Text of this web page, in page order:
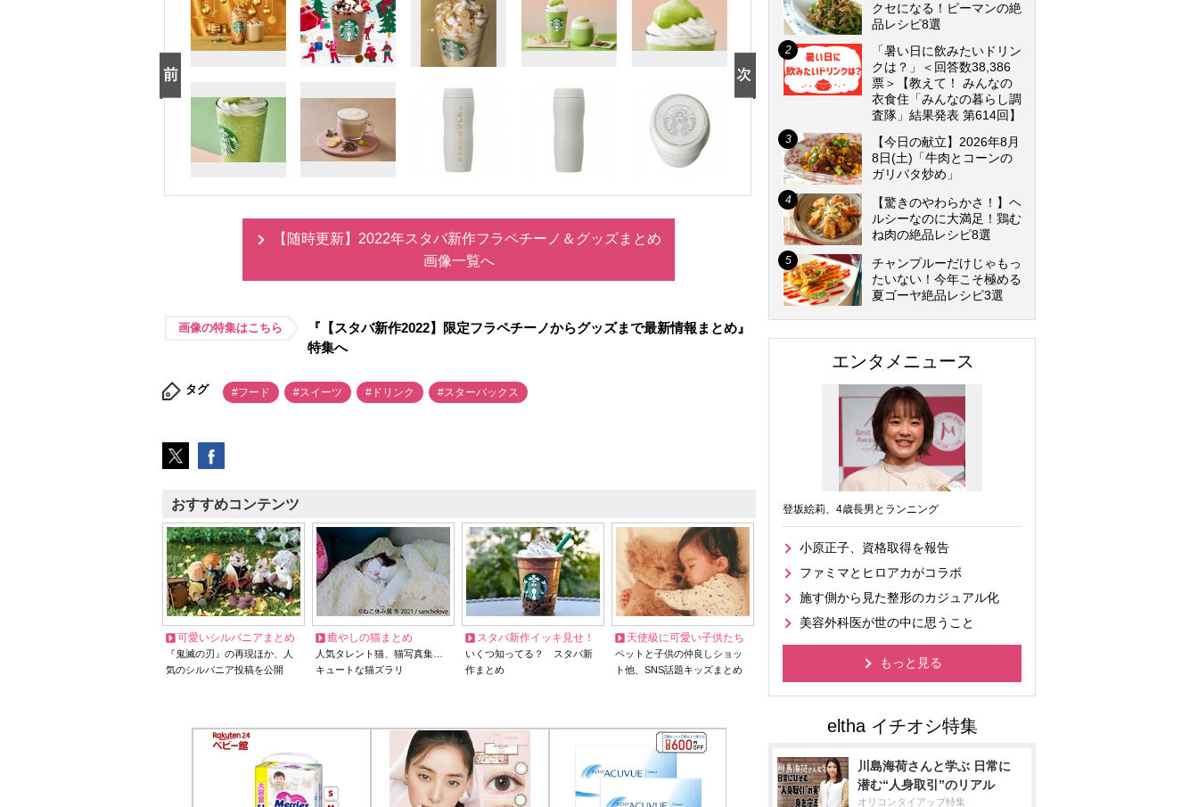
【随時更新】2022年スタバ新作フラペチーノ＆グッズまとめ
画像一覧へ
画像の特集はこちら
『【スタバ新作2022】限定フラペチーノからグッズまで最新情報まとめ』
特集へ
タグ #フード #スイーツ #ドリンク #スターバックス
おすすめコンテンツ
可愛いシルバニアまとめ
『鬼滅の刃』の再現ほか、人
気のシルバニア投稿を公開
癒やしの猫まとめ
人気タレント猫、猫写真集…
キュートな猫ズラリ
スタバ新作イッキ見せ！
いくつ知ってる？ スタバ新
作まとめ
天使級に可愛い子供たち
ペットと子供の仲良しショッ
ト他、SNS話題キッズまとめ
クセになる！ピーマンの絶
品レシピ8選
「暑い日に飲みたいドリン
クは？」＜回答数38,386
票＞【教えて！ みんなの
衣食住「みんなの暮らし調
査隊」結果発表 第614回】
【今日の献立】2026年8月
8日(土)「牛肉とコーンの
ガリバタ炒め」
【驚きのやわらかさ！】ヘ
ルシーなのに大満足！鶏む
ね肉の絶品レシピ8選
チャンプルーだけじゃもっ
たいない！今年こそ極める
夏ゴーヤ絶品レシピ3選
エンタメニュース
登坂絵莉、4歳長男とランニング
小原正子、資格取得を報告
ファミマとヒロアカがコラボ
施す側から見た整形のカジュアル化
美容外科医が世の中に思うこと
もっと見る
川島海荷さんと学ぶ 日常に
潜む“人身取引”のリアル
オリコンタイアップ特集